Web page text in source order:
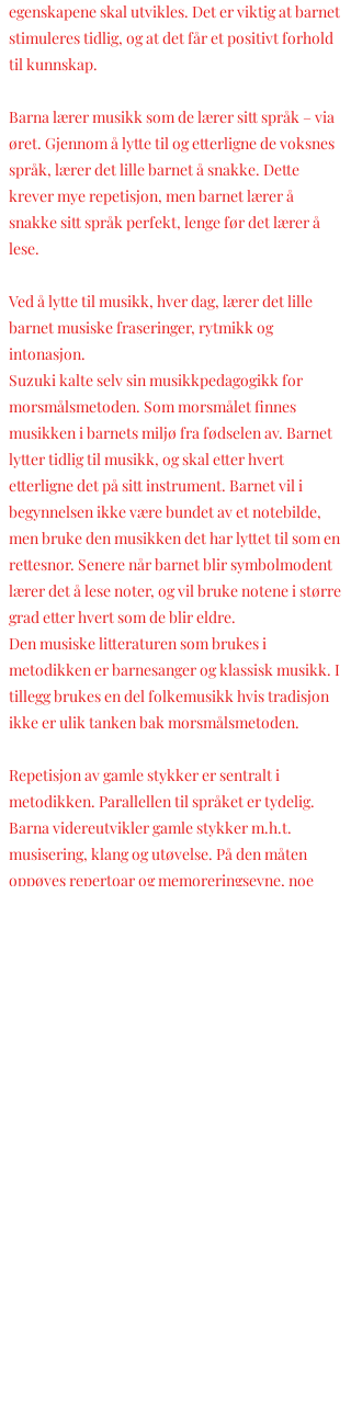
egenskapene skal utvikles. Det er viktig at barnet
stimuleres tidlig, og at det får et positivt forhold
til kunnskap.
Barna lærer musikk som de lærer sitt språk – via
øret. Gjennom å lytte til og etterligne de voksnes
språk, lærer det lille barnet å snakke. Dette
krever mye repetisjon, men barnet lærer å
snakke sitt språk perfekt, lenge før det lærer å
lese.
Ved å lytte til musikk, hver dag, lærer det lille
barnet musiske fraseringer, rytmikk og
intonasjon.
Suzuki kalte selv sin musikkpedagogikk for
morsmålsmetoden. Som morsmålet finnes
musikken i barnets miljø fra fødselen av. Barnet
lytter tidlig til musikk, og skal etter hvert
etterligne det på sitt instrument. Barnet vil i
begynnelsen ikke være bundet av et notebilde,
men bruke den musikken det har lyttet til som en
rettesnor. Senere når barnet blir symbolmodent
lærer det å lese noter, og vil bruke notene i større
grad etter hvert som de blir eldre.
Den musiske litteraturen som brukes i
metodikken er barnesanger og klassisk musikk. I
tillegg brukes en del folkemusikk hvis tradisjon
ikke er ulik tanken bak morsmålsmetoden.
Repetisjon av gamle stykker er sentralt i
metodikken. Parallellen til språket er tydelig.
Barna videreutvikler gamle stykker m.h.t.
musisering, klang og utøvelse. På den måten
oppøves repertoar og memoreringsevne, noe